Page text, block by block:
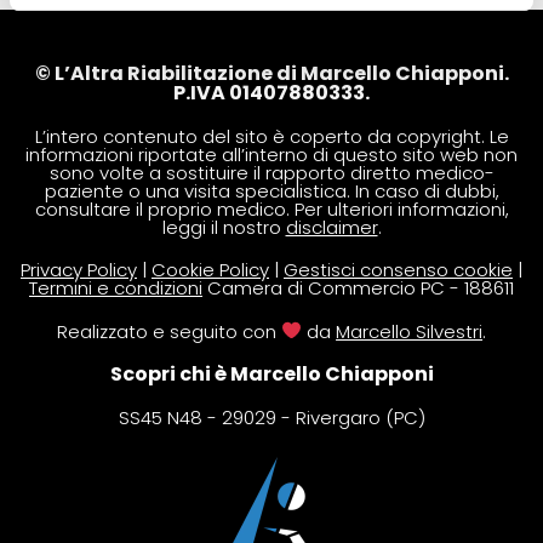
© L’Altra Riabilitazione di Marcello Chiapponi.
P.IVA 01407880333.
L’intero contenuto del sito è coperto da copyright. Le
informazioni riportate all’interno di questo sito web non
sono volte a sostituire il rapporto diretto medico-
paziente o una visita specialistica. In caso di dubbi,
consultare il proprio medico. Per ulteriori informazioni,
leggi il nostro disclaimer.
Privacy Policy | Cookie Policy | Gestisci consenso cookie |
Termini e condizioni Camera di Commercio PC - 188611
Realizzato e seguito con
daMarcello Silvestri.
Scopri chi è Marcello Chiapponi
SS45 N48 - 29029 - Rivergaro (PC)